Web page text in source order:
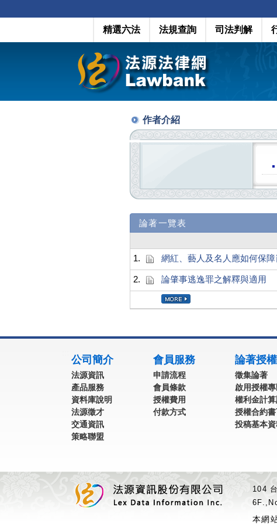
精選六法 法規查詢 司法判解
作者介紹
論著一覽表
1.
網紅、藝人及名人應如何保
2. 論肇事逃逸罪之解釋與適用
公司簡介
法源資訊
產品服務
資料庫說明
法源徵才
交通資訊
策略聯盟
會員服務
申請流程
會員條款
授權費用
付款方式
論著授權
徵集論著
啟用授權
權利金計算
授權合約
投稿基本
104
本網